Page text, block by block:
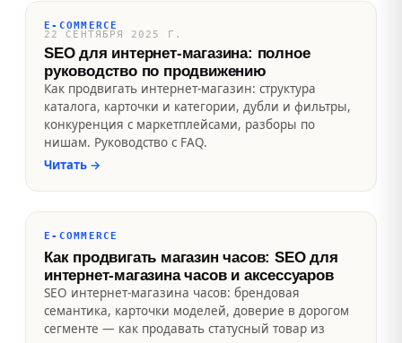
E-COMMERCE
22 СЕНТЯБРЯ 2025 Г.
SEO для интернет-магазина: полное
руководство по продвижению
Как продвигать интернет-магазин: структура
каталога, карточки и категории, дубли и фильтры,
конкуренция с маркетплейсами, разборы по
нишам. Руководство с FAQ.
Читать →
E-COMMERCE
Как продвигать магазин часов: SEO для
интернет-магазина часов и аксессуаров
SEO интернет-магазина часов: брендовая
семантика, карточки моделей, доверие в дорогом
сегменте — как продавать статусный товар из